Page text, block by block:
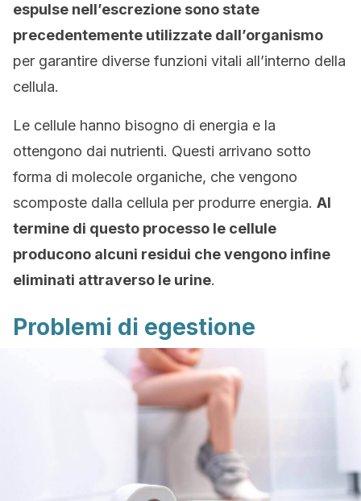
espulse nell’escrezione sono state
precedentemente utilizzate dall’organismo
per garantire diverse funzioni vitali all’interno della
cellula.
Le cellule hanno bisogno di energia e la
ottengono dai nutrienti. Questi arrivano sotto
forma di molecole organiche, che vengono
scomposte dalla cellula per produrre energia. Al
termine di questo processo le cellule
producono alcuni residui che vengono infine
eliminati attraverso le urine.
Problemi di egestione